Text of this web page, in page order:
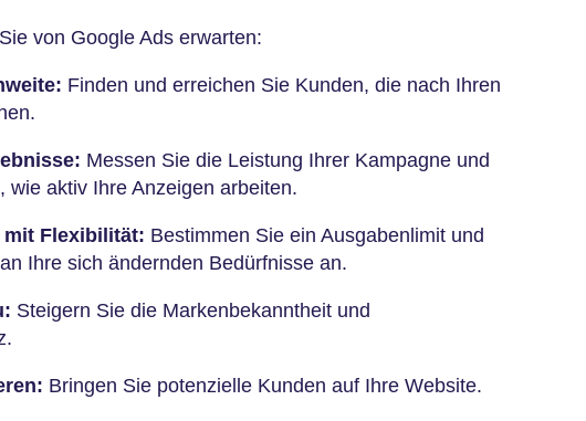
von Google Ads erwarten:
Finden und erreichen Sie Kunden, die nach Ihren
Messen Sie die Leistung Ihrer Kampagne und
wie aktiv Ihre Anzeigen arbeiten.
Flexibilität: Bestimmen Sie ein Ausgabenlimit und
Ihre sich ändernden Bedürfnisse an.
Steigern Sie die Markenbekanntheit und
Bringen Sie potenzielle Kunden auf Ihre Website.